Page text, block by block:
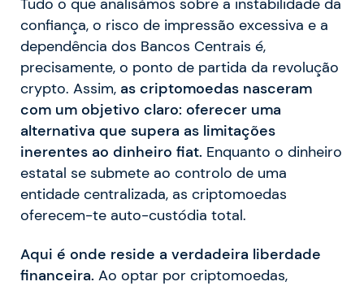
Tudo o que analisámos sobre a instabilidade da
confiança, o risco de impressão excessiva e a
dependência dos Bancos Centrais é,
precisamente, o ponto de partida da revolução
crypto. Assim, as criptomoedas nasceram
com um objetivo claro: oferecer uma
alternativa que supera as limitações
inerentes ao dinheiro fiat. Enquanto o dinheiro
estatal se submete ao controlo de uma
entidade centralizada, as criptomoedas
oferecem-te auto-custódia total.
Aqui é onde reside a verdadeira liberdade
financeira. Ao optar por criptomoedas,